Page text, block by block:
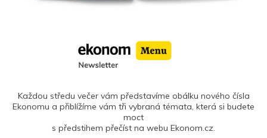
Každou středu večer vám představíme obálku nového čísla
Ekonomu a přiblížíme vám tři vybraná témata, která si budete
moct
s předstihem přečíst na webu Ekonom.cz.